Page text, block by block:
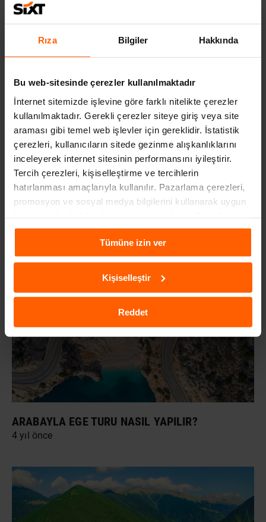
Rıza Bilgiler Hakkında
Bu web-sitesinde çerezler kullanılmaktadır
İnternet sitemizde işlevine göre farklı nitelikte çerezler
kullanılmaktadır. Gerekli çerezler siteye giriş veya site
araması gibi temel web işlevler için gereklidir. İstatistik
çerezleri, kullanıcıların sitede gezinme alışkanlıklarını
inceleyerek internet sitesinin performansını iyileştirir.
Tercih çerezleri, kişiselleştirme ve tercihlerin
hatırlanması amaçlarıyla kullanılır. Pazarlama çerezleri,
promosyon ve sosyal medya bilgilerini kullanarak uygun
içeriklerin sunulmasına yardımcı olur. Daha fazla
Çerezlere İlişkin Aydınlatma Metni
ulaşabilirsiniz.
Tümüne izin ver
Kişiselleştir
Reddet
şekilde yolculuk yapabilirsiniz.
İLGILI YAZILAR
ARABAYLA EGE TURU NASIL YAPILIR?
4 yıl önce